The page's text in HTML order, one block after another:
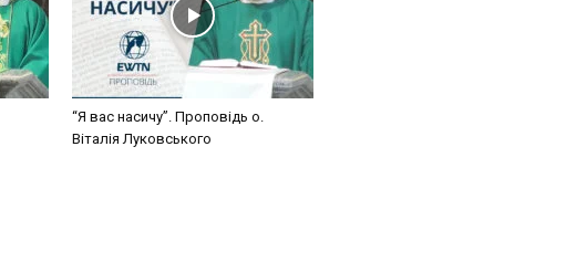
“Я вас насичу”. Проповідь о.
Віталія Луковського